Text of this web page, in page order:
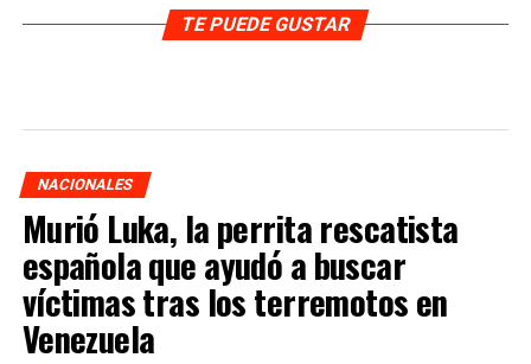
TE PUEDE GUSTAR
NACIONALES
Murió Luka, la perrita rescatista
española que ayudó a buscar
víctimas tras los terremotos en
Venezuela